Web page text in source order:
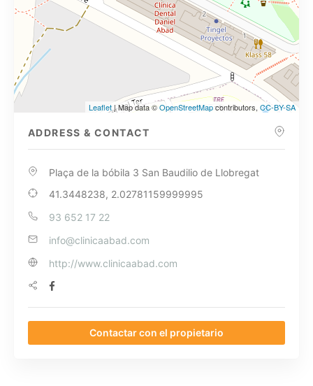
Leaflet | Map data ©OpenStreetMapcontributors, CC-BY-SA
ADDRESS & CONTACT
Plaça de la bóbila 3 San Baudilio de Llobregat
41.3448238, 2.02781159999995
93 652 17 22
info@clinicaabad.com
http://www.clinicaabad.com
Contactar con el propietario